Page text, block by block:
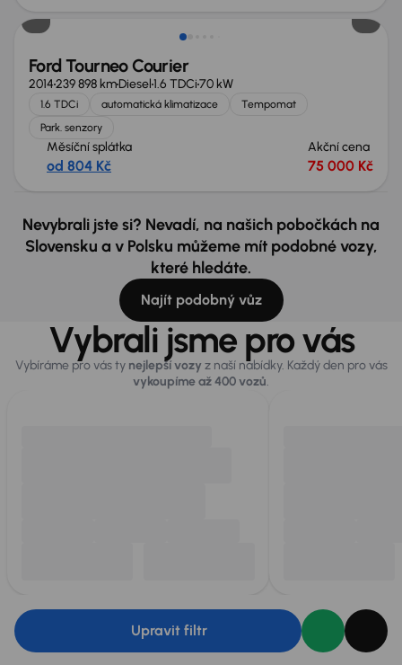
Ford Tourneo Courier
2014239 898 kmDiesel1.6 TDCi70 kW
1.6 TDCi automatická klimatizace
Tempomat
Park. senzory
Měsíční splátka
od 804 Kč
Akční cena
75 000 Kč
Nevybrali jste si? Nevadí, na našich pobočkách na
Slovensku a v Polsku můžeme mít podobné vozy,
které hledáte.
Najít podobný vůz
Vybrali jsme pro vás
Vybíráme pro vás ty nejlepší vozy z naší nabídky. Každý den pro vás
vykoupíme až 400 vozů.
Upravit filtr